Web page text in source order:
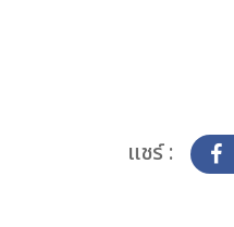
แชร์ :